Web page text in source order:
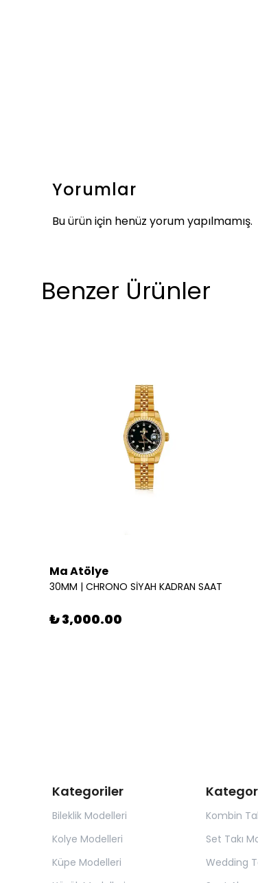
Yorumlar
Bu ürün için henüz yorum yapılmamış.
Benzer Ürünler
Ma Atölye
30MM | CHRONO SİYAH KADRAN SAAT
₺ 3,000.00
Kategoriler
Bileklik Modelleri
Kolye Modelleri
Küpe Modelleri
Kombin
Set Takı
Wedding